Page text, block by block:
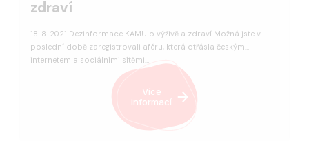
zdraví
18. 8. 2021 Dezinformace KAMU o výživě a zdraví Možná jste v
poslední době zaregistrovali aféru, která otřásla českým
internetem a sociálními sítěmi…
Více
informací